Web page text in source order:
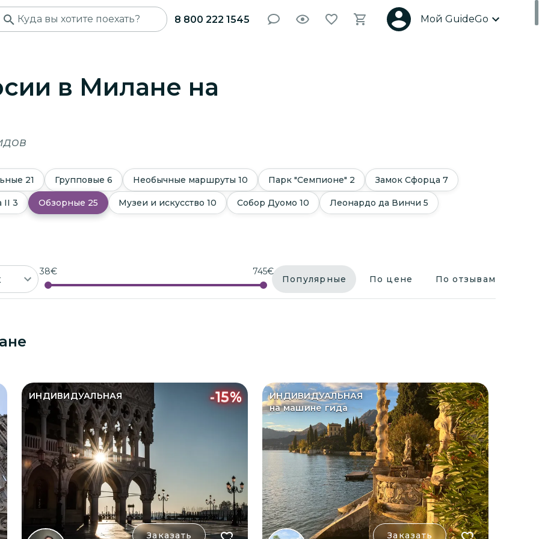
8 800 222 1545 Мой GuideGo
в Милане на
21 Групповые 6 Необычные маршруты 10 Парк "Семпионе" 2 Замок Сфорца 7
II 3 Обзорные 25 Музеи и искусство 10 Собор Дуомо 10 Леонардо да Винчи 5
1 2 3 4 5 6
8 9 10 11 12
14 17 18 19
21 22 23 24 25
28 30
38€ 745€
Популярные По цене По отзывам
ИНДИВИДУАЛЬНАЯ -15%
Заказать
ИНДИВИДУАЛЬНАЯ
на машине гида
Заказать